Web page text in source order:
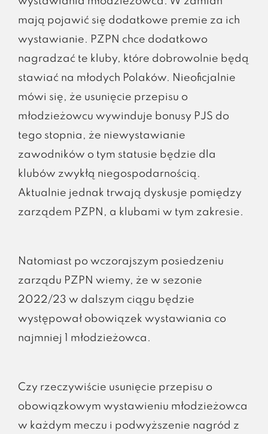
mają pojawić się dodatkowe premie za ich
wystawianie. PZPN chce dodatkowo
nagradzać te kluby, które dobrowolnie będą
stawiać na młodych Polaków. Nieoficjalnie
mówi się, że usunięcie przepisu o
młodzieżowcu wywinduje bonusy PJS do
tego stopnia, że niewystawianie
zawodników o tym statusie będzie dla
klubów zwykłą niegospodarnością.
Aktualnie jednak trwają dyskusje pomiędzy
zarządem PZPN, a klubami w tym zakresie.
Natomiast po wczorajszym posiedzeniu
zarządu PZPN wiemy, że w sezonie
2022/23 w dalszym ciągu będzie
występował obowiązek wystawiania co
najmniej 1 młodzieżowca.
Czy rzeczywiście usunięcie przepisu o
obowiązkowym wystawieniu młodzieżowca
w każdym meczu i podwyższenie nagród z